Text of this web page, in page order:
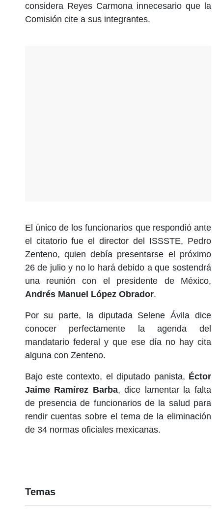
considera Reyes Carmona innecesario que la
Comisión cite a sus integrantes.
El único de los funcionarios que respondió ante
el citatorio fue el director del ISSSTE, Pedro
Zenteno, quien debía presentarse el próximo
26 de julio y no lo hará debido a que sostendrá
una reunión con el presidente de México,
Andrés Manuel López Obrador.
Por su parte, la diputada Selene Ávila dice
conocer perfectamente la agenda del
mandatario federal y que ese día no hay cita
alguna con Zenteno.
Bajo este contexto, el diputado panista, Éctor
Jaime Ramírez Barba, dice lamentar la falta
de presencia de funcionarios de la salud para
rendir cuentas sobre el tema de la eliminación
de 34 normas oficiales mexicanas.
Temas